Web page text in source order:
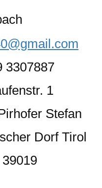
3307887
1
Stefan
Dorf Tirol
39019